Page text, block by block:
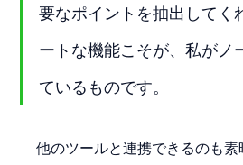
要なポイントを抽出してく
ートな機能こそが、私がノ
ているものです。
他のツールと連携できるのも素